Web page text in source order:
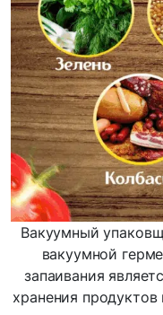
Вакуумный
вакуумной
запаивания
хранения